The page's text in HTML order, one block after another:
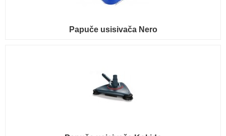
Papuče usisivača Nero